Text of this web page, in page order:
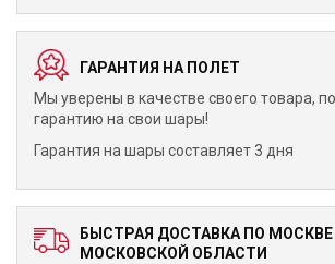
ГАРАНТИЯ НА ПОЛЕТ
Мы уверены в качестве своего товара,
гарантию на свои шары!
Гарантия на шары составляет 3 дня
БЫСТРАЯ ДОСТАВКА ПО МОСКВЕ
МОСКОВСКОЙ ОБЛАСТИ